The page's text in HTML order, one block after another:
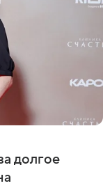
долгое